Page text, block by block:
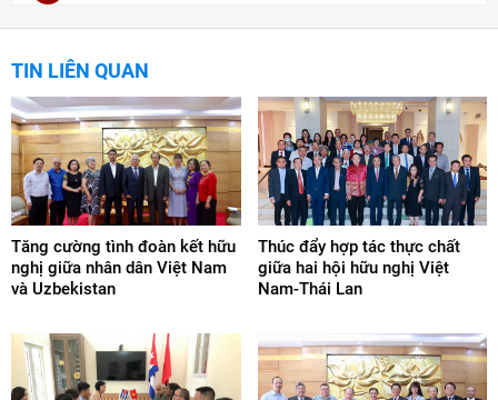
TIN LIÊN QUAN
Tăng cường tình đoàn kết hữu
nghị giữa nhân dân Việt Nam
và Uzbekistan
Thúc đẩy hợp tác thực chất
giữa hai hội hữu nghị Việt
Nam-Thái Lan